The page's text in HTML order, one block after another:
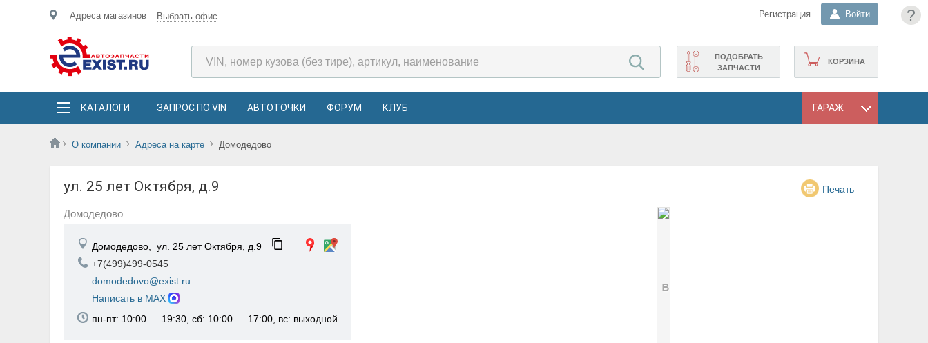
?
Адреса магазинов Выбрать офис Регистрация Войти
КОРЗИНА
ПОДОБРАТЬ
ЗАПЧАСТИ
КАТАЛОГИ ЗАПРОС ПО VIN АВТОТОЧКИ ФОРУМ КЛУБ ГАРАЖ
О компании Адреса на карте Домодедово
ул. 25 лет Октября, д.9 Печать
Домодедово
Домодедово, ул. 25 лет Октября, д.9
+7(499)499-0545
domodedovo@exist.ru
Написать в MAX
пн-пт: 10:00 — 19:30, сб: 10:00 — 17:00, вс: выходной